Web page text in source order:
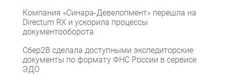
Компания «Синара-Девелопмент» перешла на
Directum RX и ускорила процессы
документооборота
Сбер2B сделала доступными экспедиторские
документы по формату ФНС России в сервисе
ЭДО